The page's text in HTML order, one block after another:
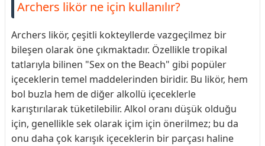
Archers likör ne için kullanılır?
Archers likör, çeşitli kokteyllerde vazgeçilmez bir
bileşen olarak öne çıkmaktadır. Özellikle tropikal
tatlarıyla bilinen "Sex on the Beach" gibi popüler
içeceklerin temel maddelerinden biridir. Bu likör, hem
bol buzla hem de diğer alkollü içeceklerle
karıştırılarak tüketilebilir. Alkol oranı düşük olduğu
için, genellikle sek olarak içim için önerilmez; bu da
onu daha çok karışık içeceklerin bir parçası haline